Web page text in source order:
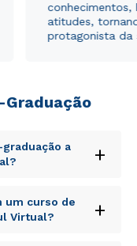
conhecimentos,
atitudes,
protagonista da
Graduação
a
+
error sit
laudantium,
ab illo inventore
um curso de
Virtual?
+